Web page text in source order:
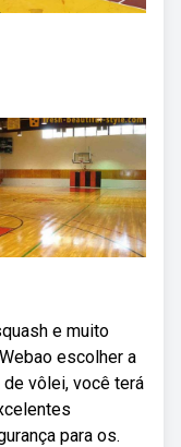
e muito
escolher a
vôlei, você terá
para os.